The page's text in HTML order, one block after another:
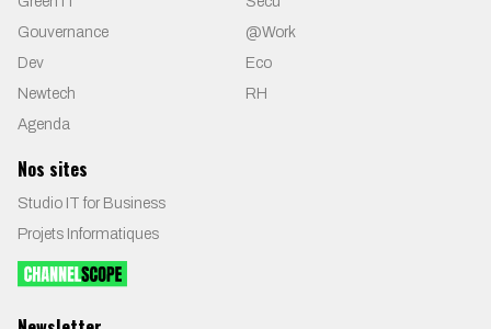
Gouvernance
@Work
Dev
Eco
Newtech
RH
Agenda
Nos sites
Studio IT for Business
Projets Informatiques